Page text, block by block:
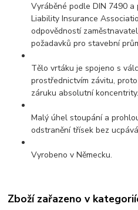
Vyráběné podle DIN 7490 a
Liability Insurance
odpovědností
požadavků pro stavební
Tělo vrtáku je spojeno s
prostřednictvím závitu,
záruku absolutní koncentrity.
Malý úhel stoupání a
odstranění třísek bez
Vyrobeno v Německu.
Zboží zařazeno v